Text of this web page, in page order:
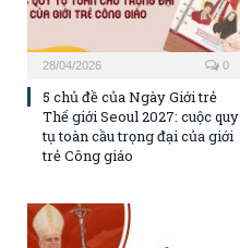
28/04/2026 0
5 chủ đề của Ngày Giới trẻ
Thế giới Seoul 2027: cuộc quy
tụ toàn cầu trọng đại của giới
trẻ Công giáo